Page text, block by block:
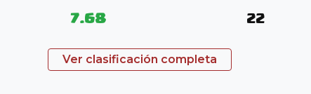
7.68 22
Ver clasificación completa